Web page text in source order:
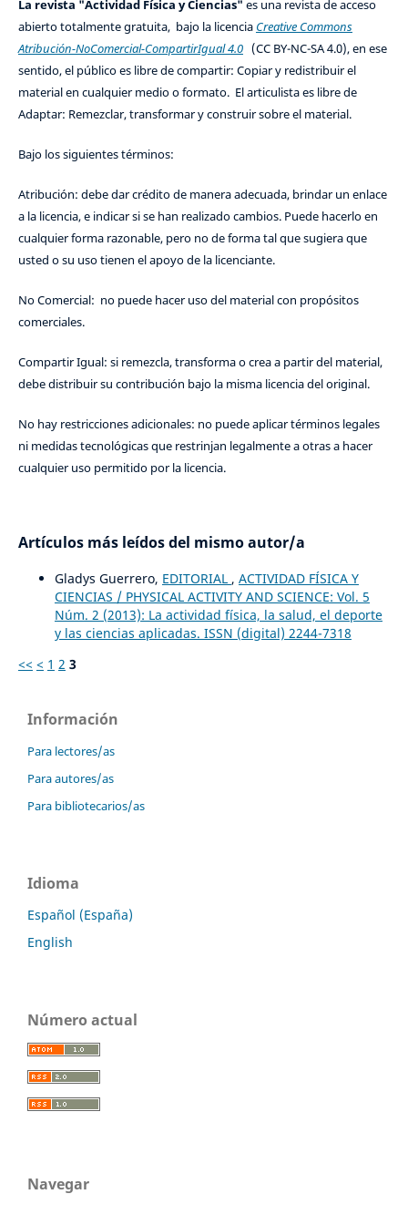
La revista "Actividad Física y Ciencias" es una revista de acceso
abierto totalmente gratuita, bajo la licencia Creative Commons
Atribución-NoComercial-CompartirIgual 4.0(CC BY-NC-SA 4.0), en ese
sentido, el público es libre de compartir: Copiar y redistribuir el
material en cualquier medio o formato. El articulista es libre de
Adaptar: Remezclar, transformar y construir sobre el material.
Bajo los siguientes términos:
Atribución: debe dar crédito de manera adecuada, brindar un enlace
a la licencia, e indicar si se han realizado cambios. Puede hacerlo en
cualquier forma razonable, pero no de forma tal que sugiera que
usted o su uso tienen el apoyo de la licenciante.
No Comercial: no puede hacer uso del material con propósitos
comerciales.
Compartir Igual: si remezcla, transforma o crea a partir del material,
debe distribuir su contribución bajo la misma licencia del original.
No hay restricciones adicionales: no puede aplicar términos legales
ni medidas tecnológicas que restrinjan legalmente a otras a hacer
cualquier uso permitido por la licencia.
Artículos más leídos del mismo autor/a
Gladys Guerrero, EDITORIAL , ACTIVIDAD FÍSICA Y
CIENCIAS / PHYSICAL ACTIVITY AND SCIENCE: Vol. 5
Núm. 2 (2013): La actividad física, la salud, el deporte
y las ciencias aplicadas. ISSN (digital) 2244-7318
<< < 1 2 3
Información
Para lectores/as
Para autores/as
Para bibliotecarios/as
Idioma
Español (España)
English
Número actual
Navegar